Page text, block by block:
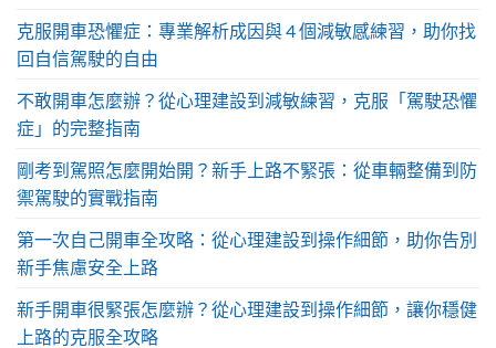
克服開車恐懼症：專業解析成因與 4 個減敏感練習，助你找
回自信駕駛的自由
不敢開車怎麼辦？從心理建設到減敏練習，克服「駕駛恐懼
症」的完整指南
剛考到駕照怎麼開始開？新手上路不緊張：從車輛整備到防
禦駕駛的實戰指南
第一次自己開車全攻略：從心理建設到操作細節，助你告別
新手焦慮安全上路
新手開車很緊張怎麼辦？從心理建設到操作細節，讓你穩健
上路的克服全攻略